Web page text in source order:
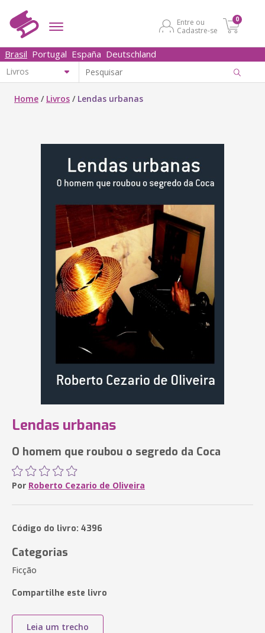
Entre ou
Cadastre-se
0
Brasil Portugal España Deutschland
Home / Livros / Lendas urbanas
Lendas urbanas
O homem que roubou o segredo da Coca
Por Roberto Cezario de Oliveira
Código do livro: 4396
Categorias
Ficção
Compartilhe este livro
Leia um trecho